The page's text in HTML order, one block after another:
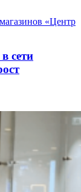
сети